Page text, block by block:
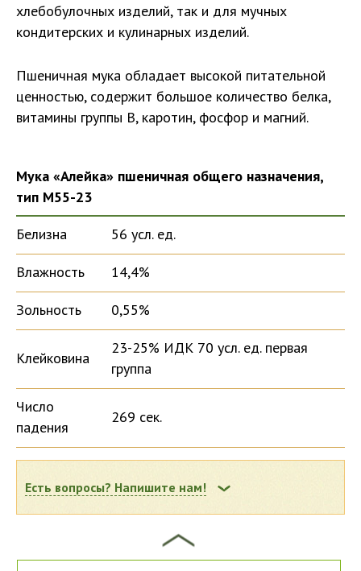
хлебобулочных изделий, так и для мучных
кондитерских и кулинарных изделий.
Пшеничная мука обладает высокой питательной
ценностью, содержит большое количество белка,
витамины группы В, каротин, фосфор и магний.
Мука «Алейка» пшеничная общего назначения,
тип М55-23
Белизна
56 усл. ед.
Влажность 14,4%
Зольность 0,55%
Клейковина
23-25% ИДК 70 усл. ед. первая
группа
Число
падения
269 сек.
Есть вопросы? Напишите нам!
10 кг
50 кг